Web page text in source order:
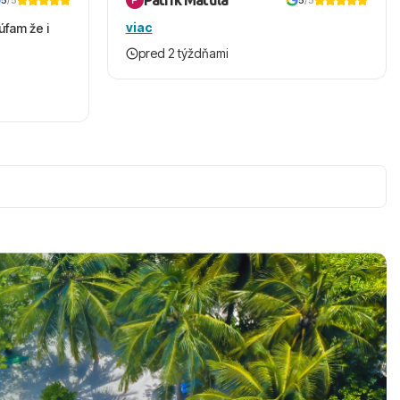
že i
viac
pred 2 týždňami